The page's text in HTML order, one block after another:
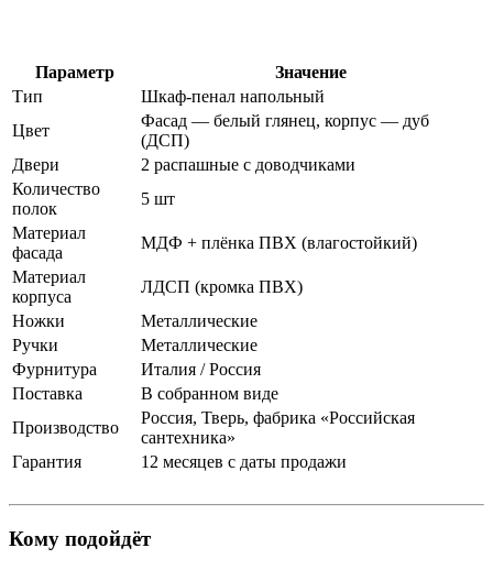
Параметр
Значение
Тип
Шкаф-пенал напольный
Цвет
Фасад — белый глянец, корпус — дуб
(ДСП)
Двери
2 распашные с доводчиками
Количество
полок
5 шт
Материал
фасада
МДФ + плёнка ПВХ (влагостойкий)
Материал
корпуса
ЛДСП (кромка ПВХ)
Ножки
Металлические
Ручки
Металлические
Фурнитура
Италия / Россия
Поставка
В собранном виде
Производство
Россия, Тверь, фабрика «Российская
сантехника»
Гарантия
12 месяцев с даты продажи
Кому подойдёт